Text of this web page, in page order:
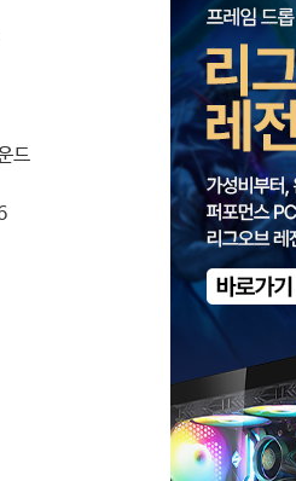
드